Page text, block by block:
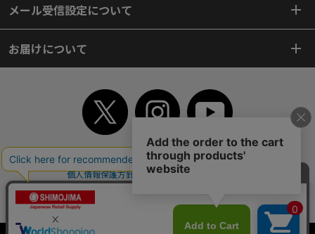
メール受信設定について
お届けについて
TOP 初めてご利用のお客様へ ご利用案内
ご利用規約
個人情報保護方針
特定商取引法
よくあるご質問
サイトマップ
WEBカタログ 英語版TOP